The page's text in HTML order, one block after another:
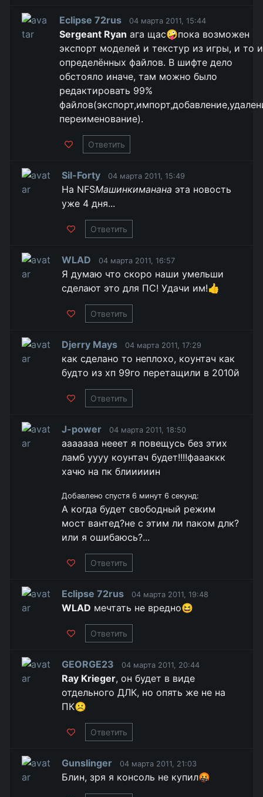
Eclipse 72rus 04 марта 2011, 15:44
Sergeant Ryan ага щас🤪пока возможен
экспорт моделей и текстур из игры, и то
определённых файлов. В шифте дело
обстояло иначе, там можно было
редактировать 99%
переименование).
Ответить
Sil-Forty 04 марта 2011, 15:49
На NFSМашинкиманана эта новость
уже 4 дня...
Ответить
WLAD 04 марта 2011, 16:57
Я думаю что скоро наши умельши
сделают это для ПС! Удачи им!👍
Ответить
Djerry Mays 04 марта 2011, 17:29
как сделано то неплохо, коунтач как
будто из хп 99го перетащили в 2010й
Ответить
J-power 04 марта 2011, 18:50
ааааааа нееет я повещусь без этих
ламб уууу коунтач будет!!!!фаааккк
хачю на пк блииииин
Добавлено спустя 6 минут 6 секунд:
А когда будет свободный режим
мост вантед?не с этим ли паком длк?
или я ошибаюсь?...
Ответить
Eclipse 72rus 04 марта 2011, 19:48
WLAD мечтать не вредно😆
Ответить
GEORGE23 04 марта 2011, 20:44
Ray Krieger, он будет в виде
отдельного ДЛК, но опять же не на
ПК☹️
Ответить
Gunslinger 04 марта 2011, 21:03
Блин, зря я консоль не купил🤬